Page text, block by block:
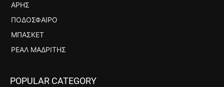
ΆΡΗΣ
ΠΟΔΌΣΦΑΙΡΟ
ΜΠΆΣΚΕΤ
ΡΕΆΛ ΜΑΔΡΊΤΗΣ
POPULAR CATEGORY